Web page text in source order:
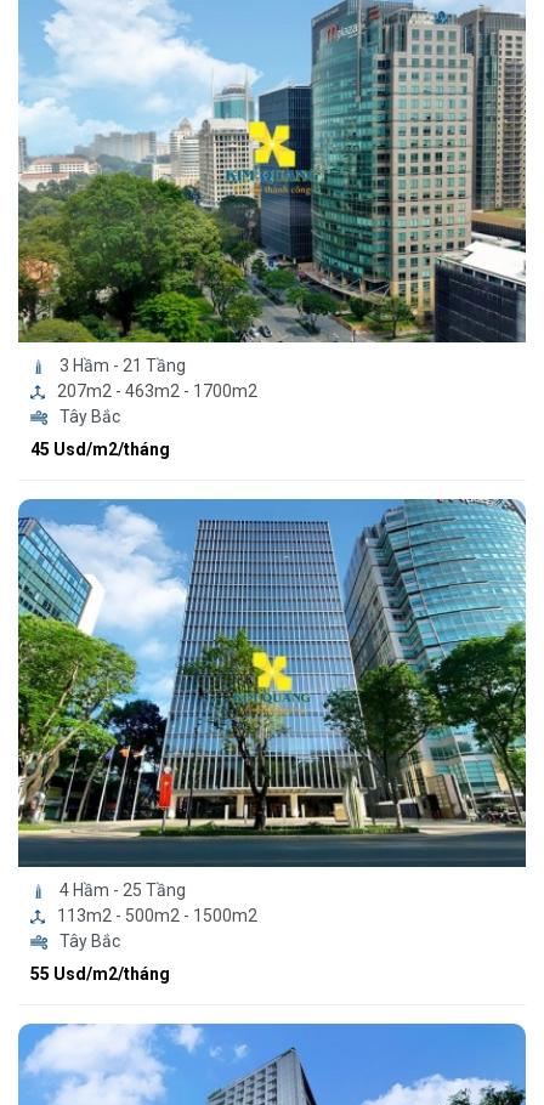
3 Hầm - 21 Tầng
207m2 - 463m2 - 1700m2
Tây Bắc
45 Usd/m2/tháng
4 Hầm - 25 Tầng
113m2 - 500m2 - 1500m2
Tây Bắc
55 Usd/m2/tháng